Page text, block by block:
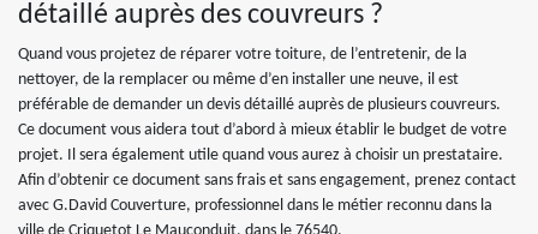
détaillé auprès des couvreurs ?
Quand vous projetez de réparer votre toiture, de l’entretenir, de la
nettoyer, de la remplacer ou même d’en installer une neuve, il est
préférable de demander un devis détaillé auprès de plusieurs couvreurs.
Ce document vous aidera tout d’abord à mieux établir le budget de votre
projet. Il sera également utile quand vous aurez à choisir un prestataire.
Afin d’obtenir ce document sans frais et sans engagement, prenez contact
avec G.David Couverture, professionnel dans le métier reconnu dans la